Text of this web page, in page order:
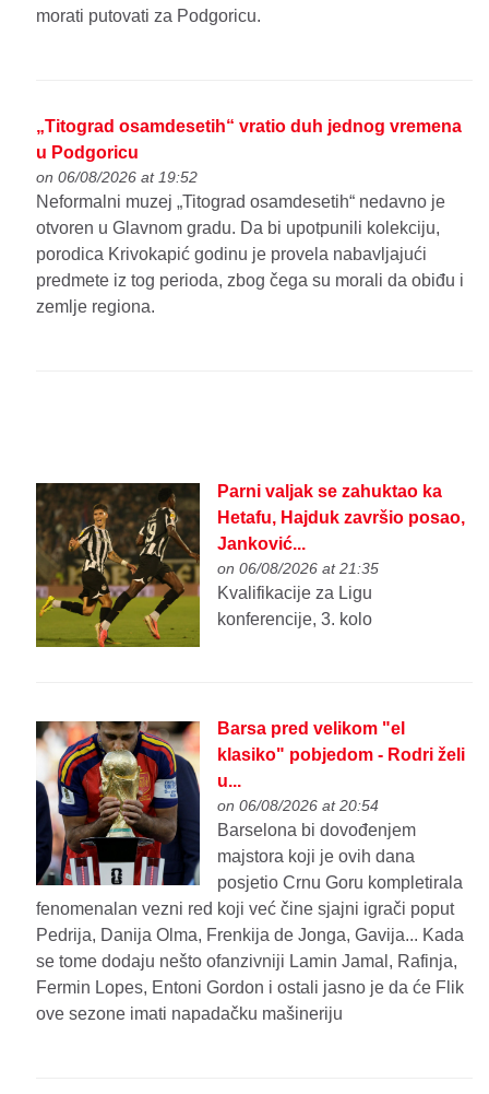
morati putovati za Podgoricu.
„Titograd osamdesetih“ vratio duh jednog vremena
u Podgoricu
on 06/08/2026 at 19:52
Neformalni muzej „Titograd osamdesetih“ nedavno je
otvoren u Glavnom gradu. Da bi upotpunili kolekciju,
porodica Krivokapić godinu je provela nabavljajući
predmete iz tog perioda, zbog čega su morali da obiđu i
zemlje regiona.
Parni valjak se zahuktao ka
Hetafu, Hajduk završio posao,
Janković...
on 06/08/2026 at 21:35
Kvalifikacije za Ligu
konferencije, 3. kolo
Barsa pred velikom "el
klasiko" pobjedom - Rodri želi
u...
on 06/08/2026 at 20:54
Barselona bi dovođenjem
majstora koji je ovih dana
posjetio Crnu Goru kompletirala
fenomenalan vezni red koji već čine sjajni igrači poput
Pedrija, Danija Olma, Frenkija de Jonga, Gavija... Kada
se tome dodaju nešto ofanzivniji Lamin Jamal, Rafinja,
Fermin Lopes, Entoni Gordon i ostali jasno je da će Flik
ove sezone imati napadačku mašineriju